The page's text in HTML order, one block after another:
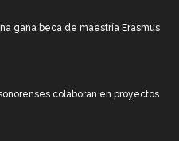
gana beca de maestría Erasmus
colaboran en proyectos